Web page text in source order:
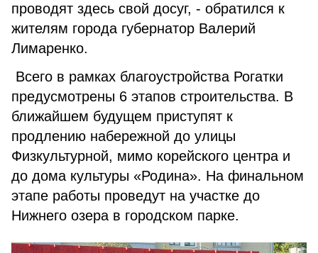
проводят здесь свой досуг, - обратился к
жителям города губернатор Валерий
Лимаренко.
Всего в рамках благоустройства Рогатки
предусмотрены 6 этапов строительства. В
ближайшем будущем приступят к
продлению набережной до улицы
Физкультурной, мимо корейского центра и
до дома культуры «Родина». На финальном
этапе работы проведут на участке до
Нижнего озера в городском парке.